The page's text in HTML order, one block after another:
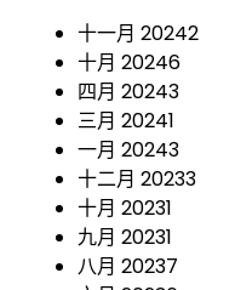
十一月 20242
十月 20246
四月 20243
三月 20241
一月 20243
十二月 20233
十月 20231
九月 20231
八月 20237